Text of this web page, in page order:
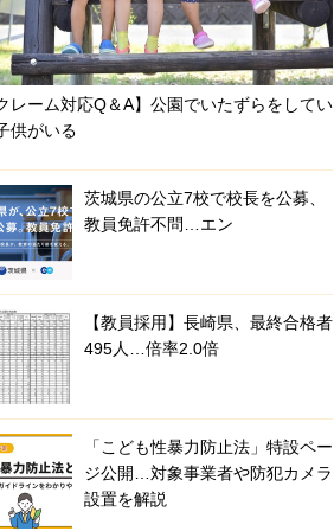
レーム対応Q＆A】公園でいたずらをしてい
供がいる
茨城県の公立7校で校長を公募、
教員免許不問…エン
【教員採用】長崎県、最終合格者
495人…倍率2.0倍
「こども性暴力防止法」特設ペー
ジ公開…対象事業者や防犯カメラ
設置を解説